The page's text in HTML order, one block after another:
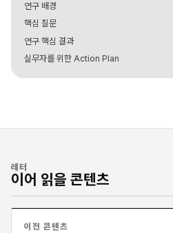
연구 배경
핵심 질문
연구 핵심 결과
실무자를 위한 Action Plan
레터
이어 읽을 콘텐츠
이전 콘텐츠